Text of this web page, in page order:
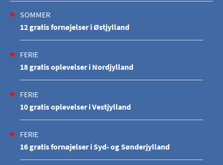
SOMMER
12 gratis fornøjelser i Østjylland
FERIE
18 gratis oplevelser i Nordjylland
FERIE
10 gratis oplevelser i Vestjylland
FERIE
16 gratis fornøjelser i Syd- og Sønderjylland